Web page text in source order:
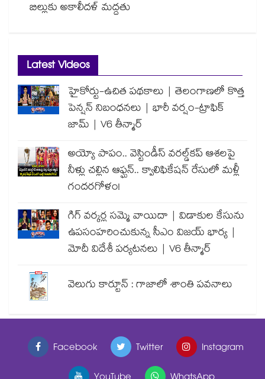
బిల్లుకు అకాలీదళ్ మద్దతు
Latest Videos
హైకోర్టు-ఉచిత పథకాలు | తెలంగాణలో కొత్త
పెన్షన్ నిబంధనలు | భారీ వర్షం-ట్రాఫిక్
జామ్ | V6 తీన్మార్
అయ్యో పాపం.. వెస్టిండీస్ వరల్డ్‌కప్ ఆశలపై
నీళ్లు చల్లిన ఆఫ్ఘన్.. క్వాలిఫికేషన్ రేసులో మళ్లీ
గందరగోళం!
గిగ్ వర్కర్ల సమ్మె వాయిదా | విడాకుల కేసును
ఉపసంహరించుకున్న సీఎం విజయ్ భార్య |
మోదీ విదేశీ పర్యటనలు | V6 తీన్మార్
వెలుగు కార్టూన్ : గాజాలో శాంతి పవనాలు
Facebook Twitter
Instagram